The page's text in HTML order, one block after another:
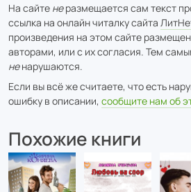
На сайте неразмещается сам текст
ссылка на онлайн читалку сайта
произведения на этом сайте
авторами, или с их согласия. Тем
ненарушаются.
Если вы всё же считаете, что есть
ошибку в описании, сообщите нам об
Похожие книги